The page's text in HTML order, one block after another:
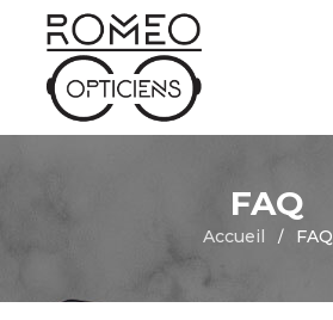
FAQ
Accueil / FAQ